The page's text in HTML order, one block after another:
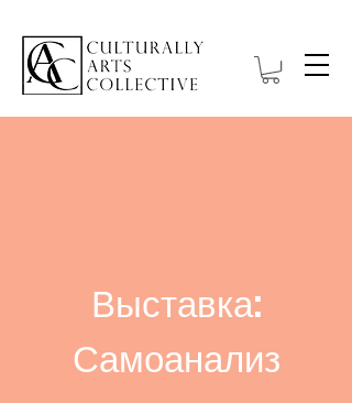
Выставка:
Самоанализ